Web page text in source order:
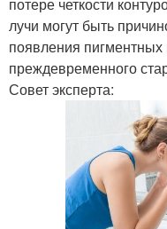
лучи могут быть
появления
преждевременного
Совет эксперта: